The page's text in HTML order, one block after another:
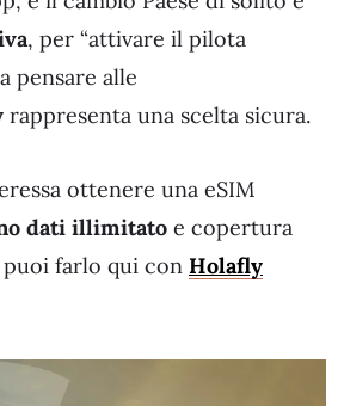
, per “attivare il pilota
pensare alle
rappresenta una scelta sicura.
ottenere una eSIM
dati illimitato e copertura
puoi farlo qui con Holafly